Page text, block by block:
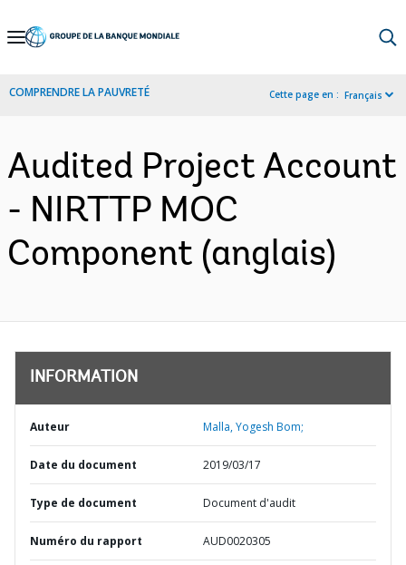
Skip
Navigation
COMPRENDRE LA PAUVRETÉ Cette page en : Français
Audited Project Account
- NIRTTP MOC
Component (anglais)
INFORMATION
Auteur Malla, Yogesh Bom;
Date du document 2019/03/17
Type de document Document d'audit
Numéro du rapport AUD0020305